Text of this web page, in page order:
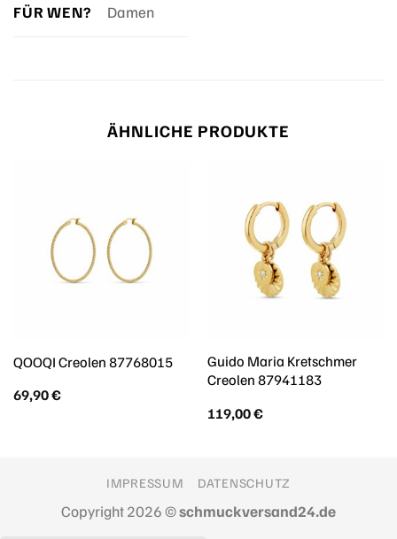
FÜR WEN? Damen
ÄHNLICHE PRODUKTE
QOOQI Creolen 87768015
69,90€
Guido Maria Kretschmer
Creolen 87941183
119,00€
IMPRESSUM DATENSCHUTZ
Copyright 2026 ©schmuckversand24.de